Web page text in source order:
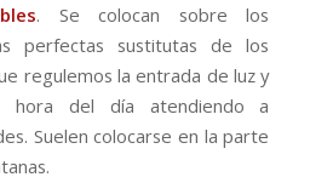
. Se colocan sobre los
perfectas sustitutas de los
regulemos la entrada de luz y
hora del día atendiendo a
Suelen colocarse en la parte